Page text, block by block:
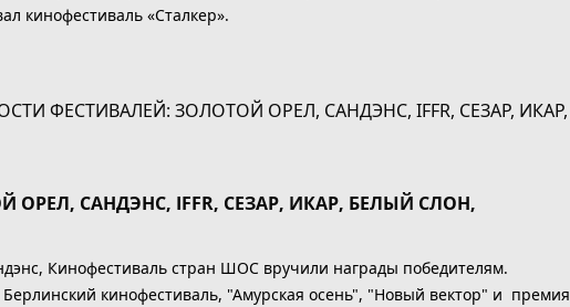
кинофестиваль «Сталкер».
САНДЭНС, IFFR, СЕЗАР, ИКАР, БЕЛЫЙ СЛОН,
Кинофестиваль стран ШОС вручили награды победителям.
кинофестиваль, "Амурская осень", "Новый вектор" и премия